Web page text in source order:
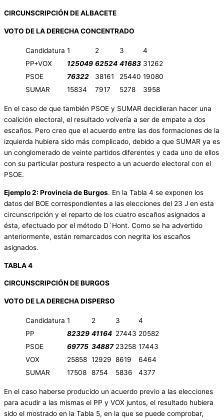
CIRCUNSCRIPCIÓN DE ALBACETE
VOTO DE LA DERECHA CONCENTRADO
Candidatura 1 2 3
4
PP+VOX
125049 62524 41683 31262
PSOE
76322 38161 25440 19080
SUMAR
15834 7917 5278 3958
En el caso de que también PSOE y SUMAR decidieran hacer una
coalición electoral, el resultado volvería a ser de empate a dos
escaños. Pero creo que el acuerdo entre las dos formaciones de la
izquierda hubiera sido más complicado, debido a que SUMAR ya es
un conglomerado de veinte partidos diferentes y cada uno de ellos
con su particular postura respecto a un acuerdo electoral con el
PSOE.
Ejemplo 2: Provincia de Burgos. En la Tabla 4 se exponen los
datos del BOE correspondientes a las elecciones del 23 J en esta
circunscripción y el reparto de los cuatro escaños asignados a
ésta, efectuado por el método D´Hont. Como se ha advertido
anteriormente, están remarcados con negrita los escaños
asignados.
TABLA 4
CIRCUNSCRIPCIÓN DE BURGOS
VOTO DE LA DERECHA DISPERSO
Candidatura 1 2 3
4
PP
82329 41164 27443 20582
PSOE
69775 34887 23258 17443
VOX
25858 12929 8619
6464
SUMAR
17508 8754 5836 4377
En el caso haberse producido un acuerdo previo a las elecciones
para acudir a las mismas el PP y VOX juntos, el resultado hubiera
sido el mostrado en la Tabla 5, en la que se puede comprobar,